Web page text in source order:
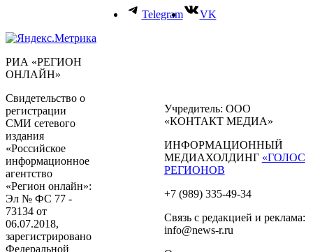
Telegram VK
РИА «РЕГИОН
ОНЛАЙН»
Свидетельство о
регистрации
СМИ сетевого
издания
«Российское
информационное
агентство
«Регион онлайн»:
Эл № ФС 77 -
73134 от
06.07.2018,
зарегистрировано
Федеральной
Учредитель: ООО
«КОНТАКТ МЕДИА»
ИНФОРМАЦИОННЫЙ
МЕДИАХОЛДИНГ «ГОЛОС
РЕГИОНОВ
+7 (989) 335-49-34
Связь с редакцией и реклама:
info@news-r.ru